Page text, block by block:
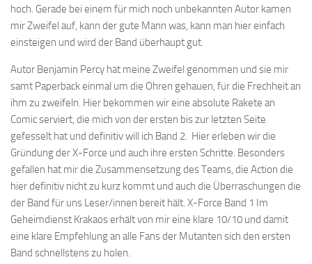
hoch. Gerade bei einem für mich noch unbekannten Autor kamen
mir Zweifel auf, kann der gute Mann was, kann man hier einfach
einsteigen und wird der Band überhaupt gut.
Autor Benjamin Percy hat meine Zweifel genommen und sie mir
samt Paperback einmal um die Ohren gehauen, für die Frechheit an
ihm zu zweifeln. Hier bekommen wir eine absolute Rakete an
Comic serviert, die mich von der ersten bis zur letzten Seite
gefesselt hat und definitiv will ich Band 2. Hier erleben wir die
Gründung der X-Force und auch ihre ersten Schritte. Besonders
gefallen hat mir die Zusammensetzung des Teams, die Action die
hier definitiv nicht zu kurz kommt und auch die Überraschungen die
der Band für uns Leser/innen bereit hält. X-Force Band 1 Im
Geheimdienst Krakaos erhält von mir eine klare 10/10 und damit
eine klare Empfehlung an alle Fans der Mutanten sich den ersten
Band schnellstens zu holen.